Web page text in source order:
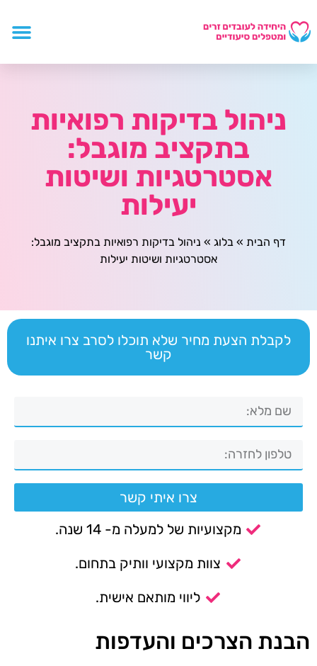
ניהול בדיקות רפואיות
בתקציב מוגבל:
אסטרטגיות ושיטות
יעילות
דף הבית » בלוג » ניהול בדיקות רפואיות בתקציב מוגבל:
אסטרטגיות ושיטות יעילות
לקבלת הצעת מחיר שלא תוכלו לסרב צרו איתנו
קשר
צרו איתי קשר
מקצועיות של למעלה מ- 14 שנה.
צוות מקצועי וותיק בתחום.
ליווי מותאם אישית.
הבנת הצרכים והעדפות